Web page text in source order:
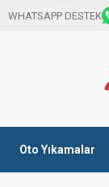
WHATSAPP DESTEK
Oto Yıkamalar